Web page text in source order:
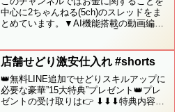
益スレ】
中心に2ちゃんねる(5ch)のスレッドをま
とめています。▼AI機能搭載の動画編集
ラリーマンにはガチで助かるツールで
す！無料版...
店舗せどり激安仕入れ #shorts
👑無料LINE追加でせどりスキルアップに
必要な豪華”15大特典”プレゼント👑プレ
ゼントの受け取りは👉 ⬇︎⬇︎⬇︎特典内容の